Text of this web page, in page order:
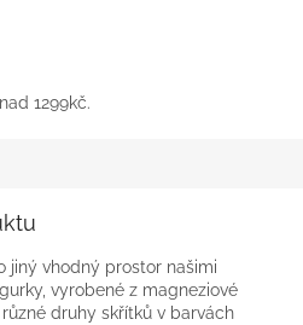
1299kč.
jiný vhodný prostor našimi
vyrobené z magneziové
druhy skřítků v barvách